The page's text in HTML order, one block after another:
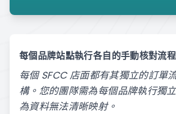
每個品牌站點執行各自的手動核對流程
每個 SFCC 店面都有其獨立的訂單
構。您的團隊需為每個品牌執行獨
為資料無法清晰映射。